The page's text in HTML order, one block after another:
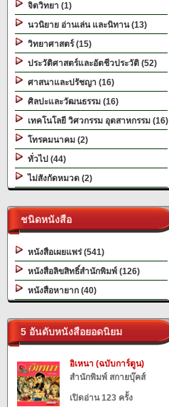
จิตวิทยา (1)
นวนิยาย อ่านเล่น และนิทาน (13)
วิทยาศาสตร์ (15)
ประวัติศาสตร์และอัตชีวประวัติ (52)
ศาสนาและปรัชญา (16)
ศิลปะและวัฒนธรรม (16)
เทคโนโลยี วิศวกรรม อุตสาหกรรม (16)
โทรคมนาคม (2)
ทั่วไป (44)
ไม่สังกัดหมวด (2)
ชนิดหนังสือ
หนังสือเผยแพร่ (541)
หนังสือลิขสิทธิ์สำนักพิมพ์ (126)
หนังสือหายาก (40)
5 อันดับหนังสือยอดนิยม
อิเหนา (ฉบับการ์ตูน)
สำนักพิมพ์ สกายบุ๊คส์
เปิดอ่าน 123 ครั้ง